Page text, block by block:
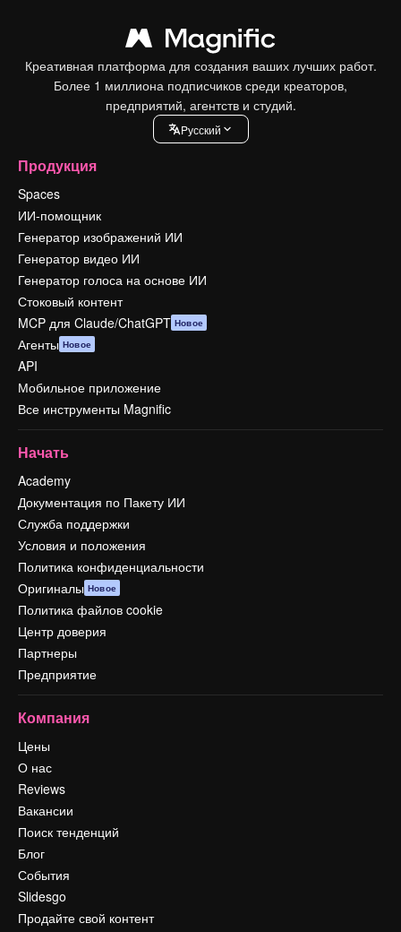
Креативная платформа для создания ваших лучших работ.
Более 1 миллиона подписчиков среди креаторов,
предприятий, агентств и студий.
Pусский
Продукция
Spaces
ИИ-помощник
Генератор изображений ИИ
Генератор видео ИИ
Генератор голоса на основе ИИ
Стоковый контент
MCP для Claude/ChatGPT Новое
Агенты Новое
API
Мобильное приложение
Все инструменты Magnific
Начать
Academy
Документация по Пакету ИИ
Служба поддержки
Условия и положения
Политика конфиденциальности
Оригиналы Новое
Политика файлов cookie
Центр доверия
Партнеры
Предприятие
Компания
Цены
О нас
Reviews
Вакансии
Поиск тенденций
Блог
События
Slidesgo
Продайте свой контент